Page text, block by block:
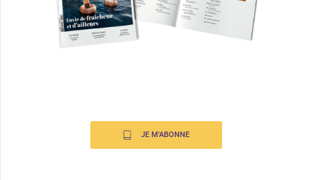
JE M'ABONNE